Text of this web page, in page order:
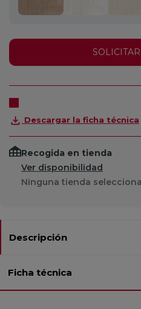
Descargar la ficha técnica
Recogida en tienda
Ver disponibilidad
Ninguna tienda
Descripción
Ficha técnica